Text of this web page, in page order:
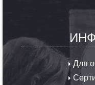
Для